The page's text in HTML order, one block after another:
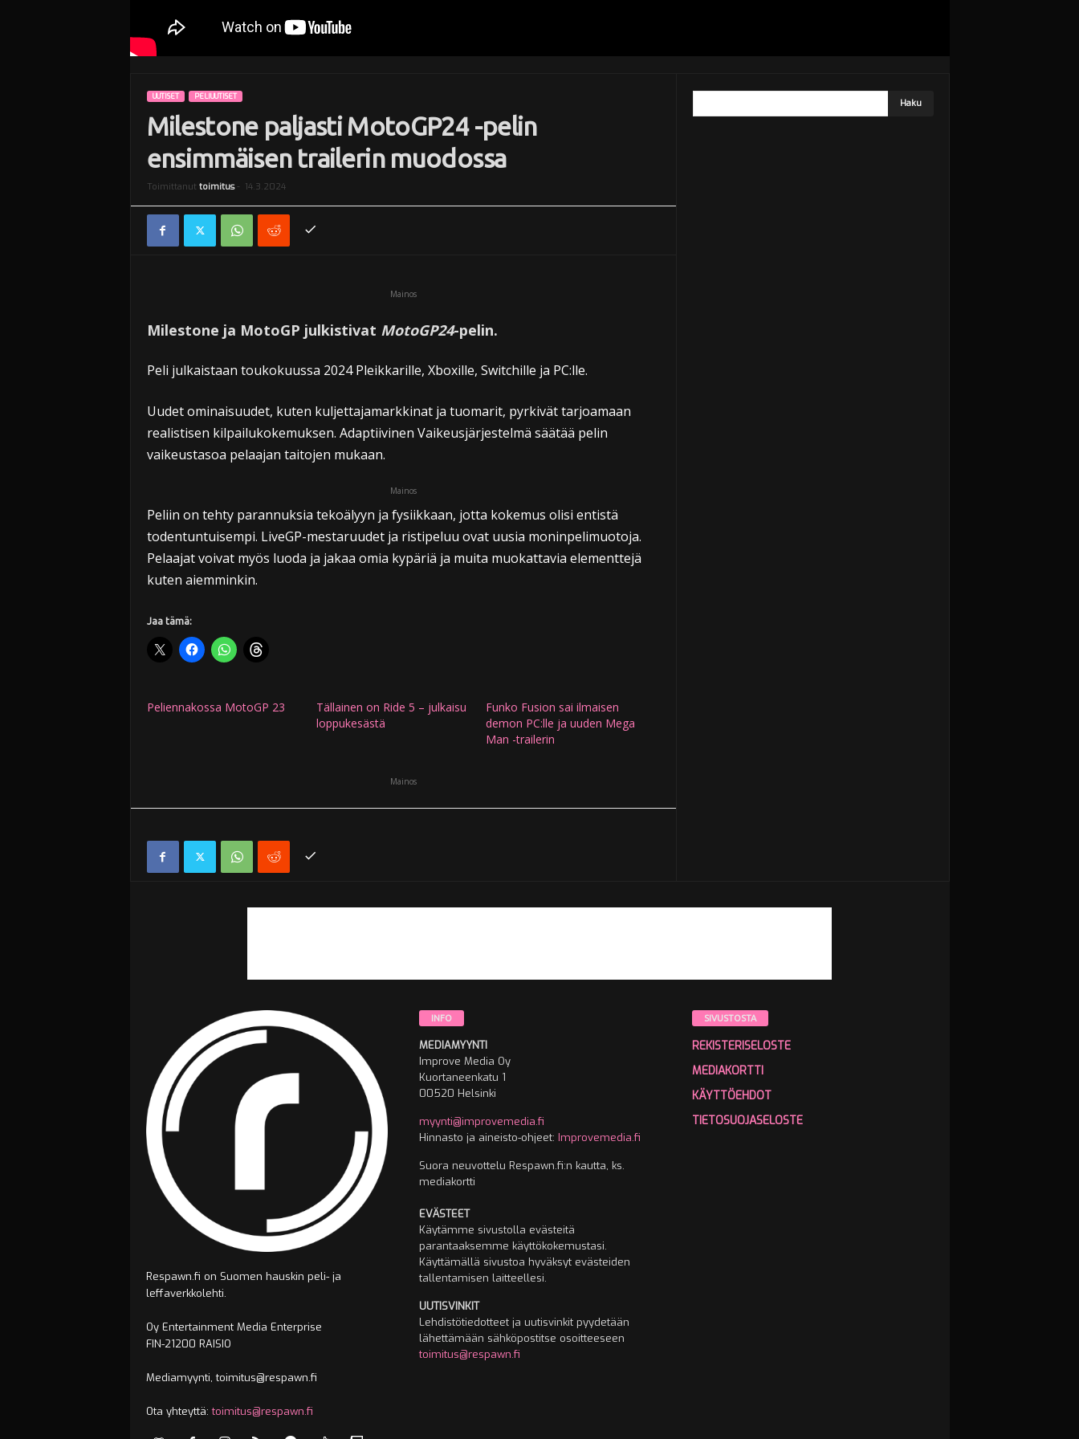
UUTISET PELIUUTISET
Milestone paljasti MotoGP24 -pelin
ensimmäisen trailerin muodossa
Toimittanut toimitus- 14.3.2024
Mainos
Milestone ja MotoGP julkistivat MotoGP24-pelin.
Peli julkaistaan toukokuussa 2024 Pleikkarille, Xboxille, Switchille ja PC:lle.
Uudet ominaisuudet, kuten kuljettajamarkkinat ja tuomarit, pyrkivät tarjoamaan
realistisen kilpailukokemuksen. Adaptiivinen Vaikeusjärjestelmä säätää pelin
vaikeustasoa pelaajan taitojen mukaan.
Mainos
Peliin on tehty parannuksia tekoälyyn ja fysiikkaan, jotta kokemus olisi entistä
todentuntuisempi. LiveGP-mestaruudet ja ristipeluu ovat uusia moninpelimuotoja.
Pelaajat voivat myös luoda ja jakaa omia kypäriä ja muita muokattavia elementtejä
kuten aiemminkin.
Jaa tämä:
Peliennakossa MotoGP 23
Tällainen on Ride 5 – julkaisu
loppukesästä
Funko Fusion sai ilmaisen
demon PC:lle ja uuden Mega
Man -trailerin
Mainos
Respawn.fi on Suomen hauskin peli- ja
leffaverkkolehti.
Oy Entertainment Media Enterprise
FIN-21200 RAISIO
Mediamyynti, toimitus@respawn.fi
Ota yhteyttä:toimitus@respawn.fi
INFO
MEDIAMYYNTI
Improve Media Oy
Kuortaneenkatu 1
00520 Helsinki
myynti@improvemedia.fi
Hinnasto ja aineisto-ohjeet: Improvemedia.fi
Suora neuvottelu Respawn.fi:n kautta, ks.
mediakortti
EVÄSTEET
Käytämme sivustolla evästeitä
parantaaksemme käyttökokemustasi.
Käyttämällä sivustoa hyväksyt evästeiden
tallentamisen laitteellesi.
UUTISVINKIT
Lehdistötiedotteet ja uutisvinkit pyydetään
lähettämään sähköpostitse osoitteeseen
toimitus@respawn.fi
SIVUSTOSTA
REKISTERISELOSTE
MEDIAKORTTI
KÄYTTÖEHDOT
TIETOSUOJASELOSTE